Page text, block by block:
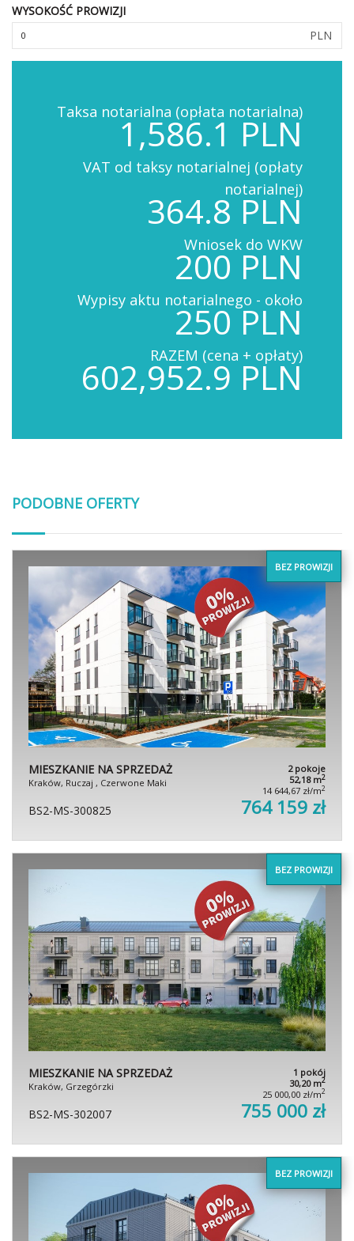
WYSOKOŚĆ PROWIZJI
PLN
Taksa notarialna (opłata notarialna)
1,586.1 PLN
VAT od taksy notarialnej (opłaty
notarialnej)
364.8 PLN
Wniosek do WKW
200 PLN
Wypisy aktu notarialnego - około
250 PLN
RAZEM (cena + opłaty)
602,952.9 PLN
PODOBNE OFERTY
BEZ PROWIZJI
MIESZKANIE NA SPRZEDAŻ
Kraków, Ruczaj , Czerwone Maki
2 pokoje
52,18 m2
14 644,67 zł/m2
BS2-MS-300825 764 159 zł
BEZ PROWIZJI
MIESZKANIE NA SPRZEDAŻ
Kraków, Grzegórzki
1 pokój
30,20 m2
25 000,00 zł/m2
BS2-MS-302007 755 000 zł
BEZ PROWIZJI